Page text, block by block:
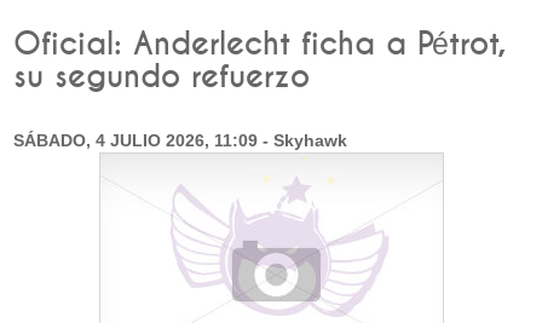
Oficial: Anderlecht ficha a Pétrot,
su segundo refuerzo
SÁBADO, 4 JULIO 2026, 11:09 - Skyhawk